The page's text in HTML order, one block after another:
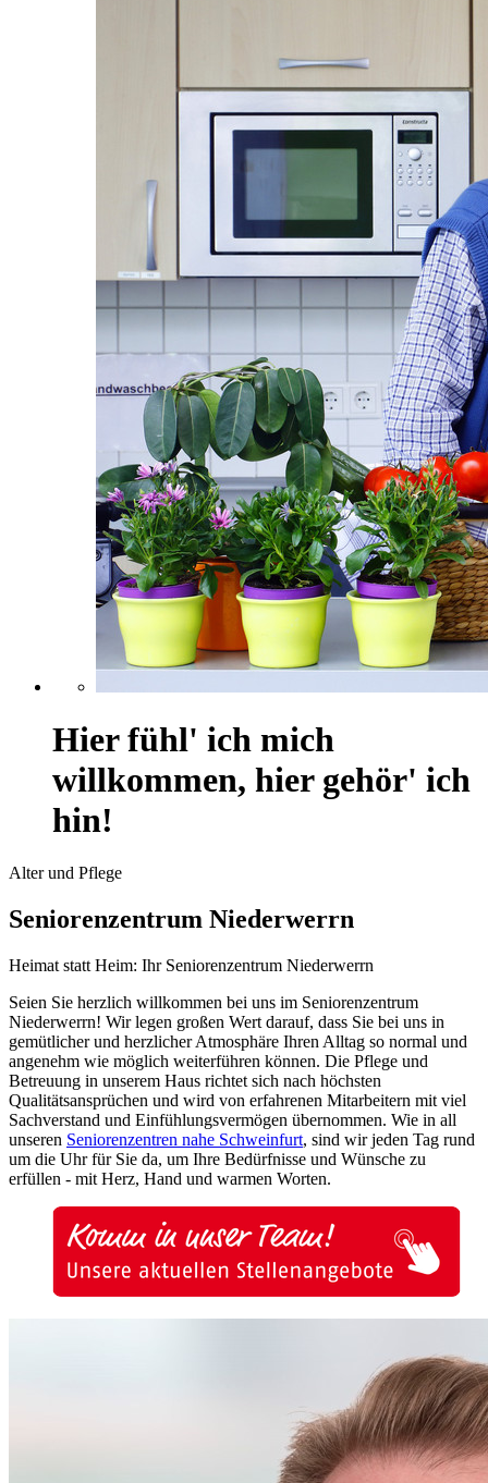
Hier fühl' ich mich
willkommen, hier gehör' ich
hin!
Alter und Pflege
Seniorenzentrum Niederwerrn
Heimat statt Heim: Ihr Seniorenzentrum Niederwerrn
Seien Sie herzlich willkommen bei uns im Seniorenzentrum
Niederwerrn! Wir legen großen Wert darauf, dass Sie bei uns in
gemütlicher und herzlicher Atmosphäre Ihren Alltag so normal und
angenehm wie möglich weiterführen können. Die Pflege und
Betreuung in unserem Haus richtet sich nach höchsten
Qualitätsansprüchen und wird von erfahrenen Mitarbeitern mit viel
Sachverstand und Einfühlungsvermögen übernommen. Wie in all
unseren Seniorenzentren nahe Schweinfurt, sind wir jeden Tag rund
um die Uhr für Sie da, um Ihre Bedürfnisse und Wünsche zu
erfüllen - mit Herz, Hand und warmen Worten.